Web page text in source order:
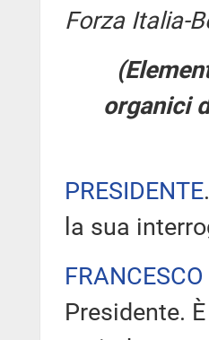
Forza Italia-
organici
PRESIDENTE
la sua
Presidente.